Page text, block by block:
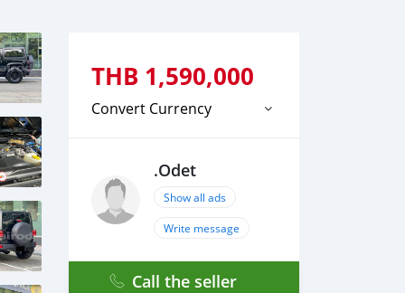
THB 1,590,000
Convert Currency
.Odet
Show all ads
Write message
Call the seller